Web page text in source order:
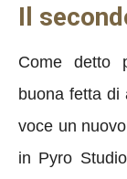
Il
Come detto
buona fetta di
voce un
in Pyro